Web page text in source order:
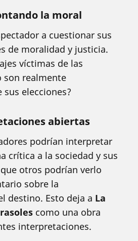
la moral
a cuestionar sus
de moralidad y justicia.
víctimas de las
son realmente
sus elecciones?
abiertas
podrían interpretar
crítica a la sociedad y sus
otros podrían verlo
sobre la
destino. Esto deja a La
como una obra
interpretaciones.